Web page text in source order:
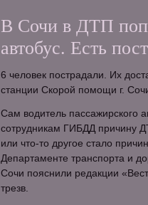
В Сочи в ДТП
автобус. Есть
6 человек пострадали. Их
станции Скорой помощи г.
Сам водитель пассажирского
сотрудникам ГИБДД причину
или что-то другое стало
Департаменте транспорта и
Сочи пояснили редакции
трезв.